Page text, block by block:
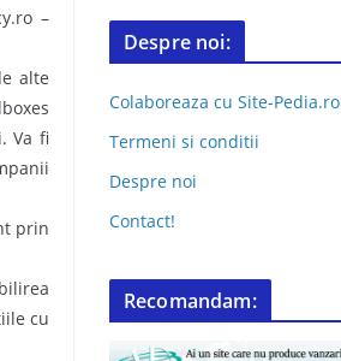
–
alte
Va fi
prin
cu
Despre noi:
Colaboreaza cu Site-Pedia.ro
Termeni si conditii
Despre noi
Contact!
Recomandam: